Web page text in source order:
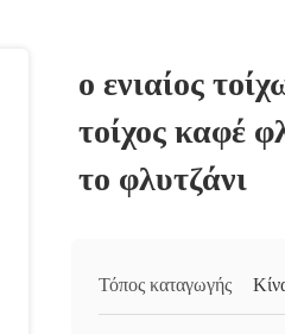
ο ενιαίος
τοίχος καφέ
το φλυτζάνι
Τόπος καταγωγής